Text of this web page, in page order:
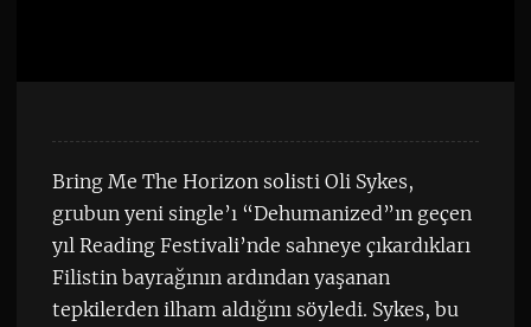
Bring Me The Horizon solisti Oli Sykes,
grubun yeni single’ı “Dehumanized”ın geçen
yıl Reading Festivali’nde sahneye çıkardıkları
Filistin bayrağının ardından yaşanan
tepkilerden ilham aldığını söyledi. Sykes, bu